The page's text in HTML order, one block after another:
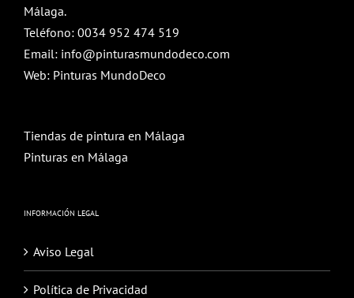
Málaga.
Teléfono: 0034 952 474 519
Email: info@pinturasmundodeco.com
Web: Pinturas MundoDeco
Tiendas de pintura en Málaga
Pinturas en Málaga
INFORMACIÓN LEGAL
Aviso Legal
Política de Privacidad